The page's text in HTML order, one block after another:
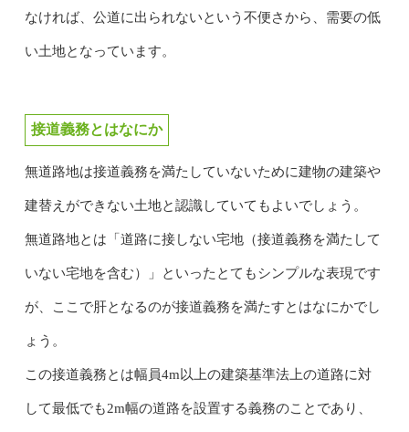
なければ、公道に出られないという不便さから、需要の低
い土地となっています。
接道義務とはなにか
無道路地は接道義務を満たしていないために建物の建築や
建替えができない土地と認識していてもよいでしょう。
無道路地とは「道路に接しない宅地（接道義務を満たして
いない宅地を含む）」といったとてもシンプルな表現です
が、ここで肝となるのが接道義務を満たすとはなにかでし
ょう。
この接道義務とは幅員4m以上の建築基準法上の道路に対
して最低でも2m幅の道路を設置する義務のことであり、